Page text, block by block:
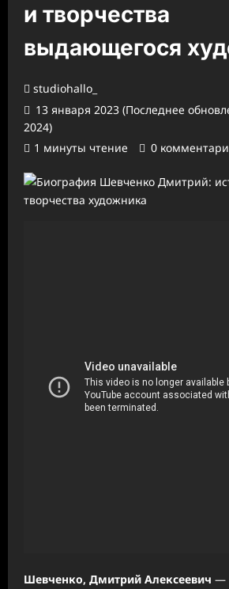
и творчества
выдающегося
studiohallo_
13 января 2023 (Последнее
2024)
1 минуты чтение
0
Шевченко, Дмитрий Алексеевич —